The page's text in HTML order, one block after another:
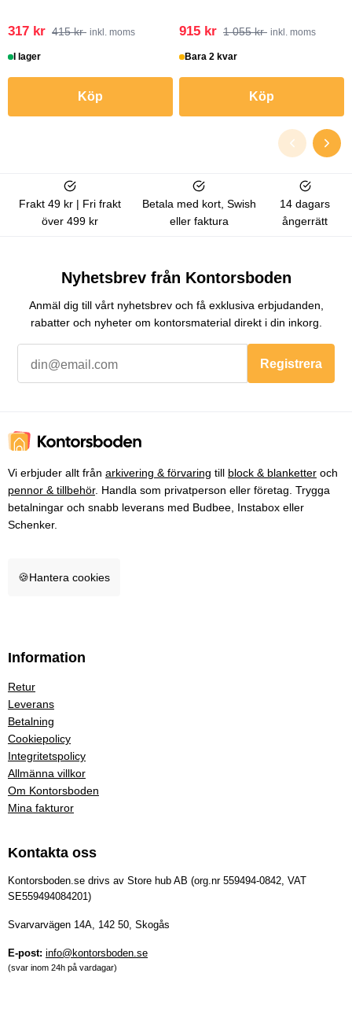
317 kr 415 kr inkl. moms
I lager
Köp
915 kr 1 055 kr inkl. moms
Bara 2 kvar
Köp
Frakt 49 kr | Fri frakt
över 499 kr
Betala med kort, Swish
eller faktura
14 dagars
ångerrätt
Nyhetsbrev från Kontorsboden
Anmäl dig till vårt nyhetsbrev och få exklusiva erbjudanden,
rabatter och nyheter om kontorsmaterial direkt i din inkorg.
Registrera
Vi erbjuder allt från arkivering & förvaring till block & blanketter och
pennor & tillbehör. Handla som privatperson eller företag. Trygga
betalningar och snabb leverans med Budbee, Instabox eller
Schenker.
🍪Hantera cookies
Information
Retur
Leverans
Betalning
Cookiepolicy
Integritetspolicy
Allmänna villkor
Om Kontorsboden
Mina fakturor
Kontakta oss
Kontorsboden.se drivs av Store hub AB (org.nr 559494-0842, VAT
SE559494084201)
Svarvarvägen 14A, 142 50, Skogås
E-post: info@kontorsboden.se
(svar inom 24h på vardagar)